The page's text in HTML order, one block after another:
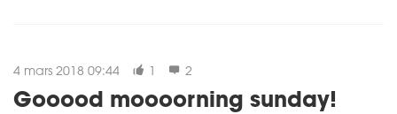
4 mars 2018 09:44 1 2
Gooood moooorning sunday!